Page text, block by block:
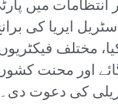
انتظامات میں
ایریا کی
مختلف
اور محنت
کی دعوت دی۔